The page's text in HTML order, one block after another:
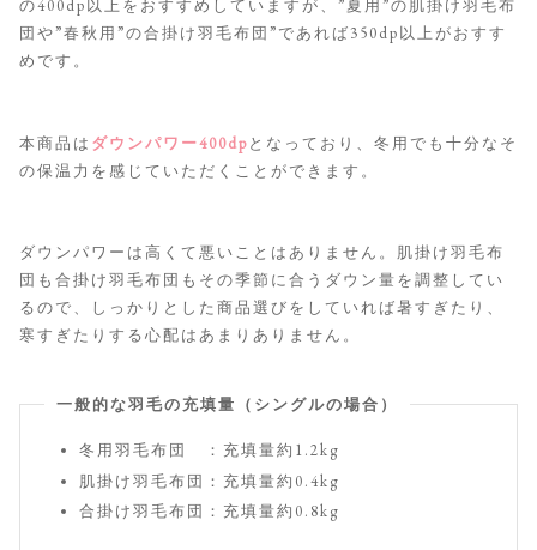
の400dp以上をおすすめしていますが、”夏用”の肌掛け羽毛布
団や”春秋用”の合掛け羽毛布団”であれば350dp以上がおすす
めです。
本商品は ダウンパワー400dpとなっており、冬用でも十分なそ
の保温力を感じていただくことができます。
ダウンパワーは高くて悪いことはありません。肌掛け羽毛布
団も合掛け羽毛布団もその季節に合うダウン量を調整してい
るので、しっかりとした商品選びをしていれば暑すぎたり、
寒すぎたりする心配はあまりありません。
一般的な羽毛の充填量（シングルの場合）
冬用羽毛布団 ：充填量約1.2kg
肌掛け羽毛布団：充填量約0.4kg
合掛け羽毛布団：充填量約0.8kg